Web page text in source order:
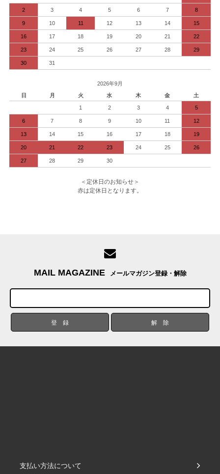
2 3 4 5 6 7 8
9 10 11 12 13 14 15
16 17 18 19 20 21 22
23 24 25 26 27 28 29
30 31
2026年9月
日
月 火 水 木 金 土
1 2 3 4 5
6 7 8 9 10 11 12
13 14 15 16 17 18 19
20 21 22 23 24 25 26
27 28 29 30
＜定休日のお知らせ＞
赤は定休日となります。
MAIL MAGAZINE メールマガジン登録・解除
支払い方法について